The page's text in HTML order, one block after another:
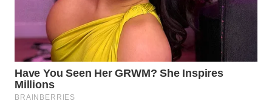
BEKASI
WN
BOGOR
WN
DEPOK